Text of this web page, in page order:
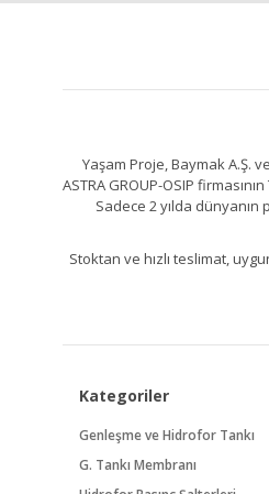
Yaşam Proje, Baymak A.Ş.
ASTRA GROUP-OSIP
Sadece 2 yılda
Stoktan ve hızlı teslimat,
Kategoriler
Genleşme ve Hidrofor Tankı
G. Tankı Membranı